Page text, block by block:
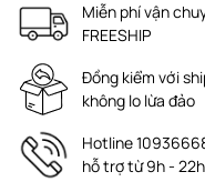
Miễn phí vận
FREESHIP
Đồng kiểm với
không lo lừa đảo
Hotline
hỗ trợ từ 9h - 22h